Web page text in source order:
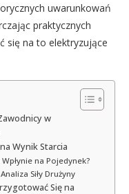
uwarunkowań
praktycznych
się na to elektryzujące
w
Wynik Starcia
na Pojedynek?
Siły Drużyny
Się na